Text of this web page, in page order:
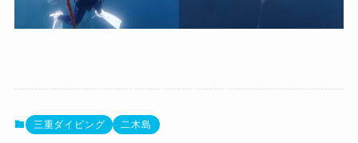
三重ダイビング 二木島